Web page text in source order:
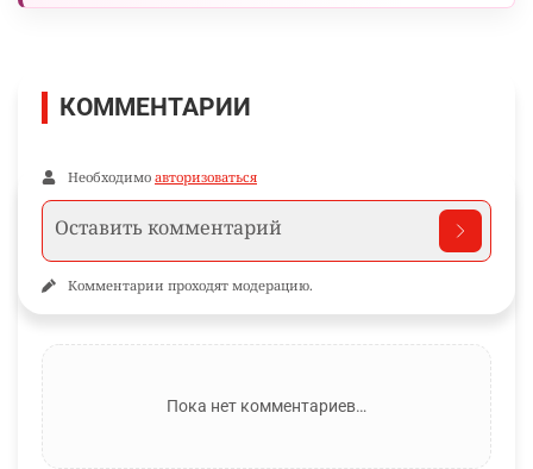
КОММЕНТАРИИ
Необходимо авторизоваться
Комментарии проходят модерацию.
Пока нет комментариев…